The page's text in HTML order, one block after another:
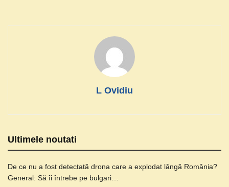
L Ovidiu
Ultimele noutati
De ce nu a fost detectată drona care a explodat lângă România?
General: Să îi întrebe pe bulgari…